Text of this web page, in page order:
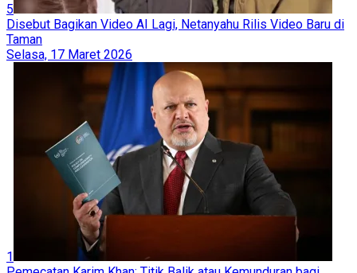
5
Disebut Bagikan Video AI Lagi, Netanyahu Rilis Video Baru di
Taman
Selasa, 17 Maret 2026
1